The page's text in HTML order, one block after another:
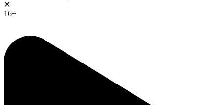
✕
16+